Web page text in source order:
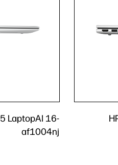
LaptopAI 16-
af1004nj